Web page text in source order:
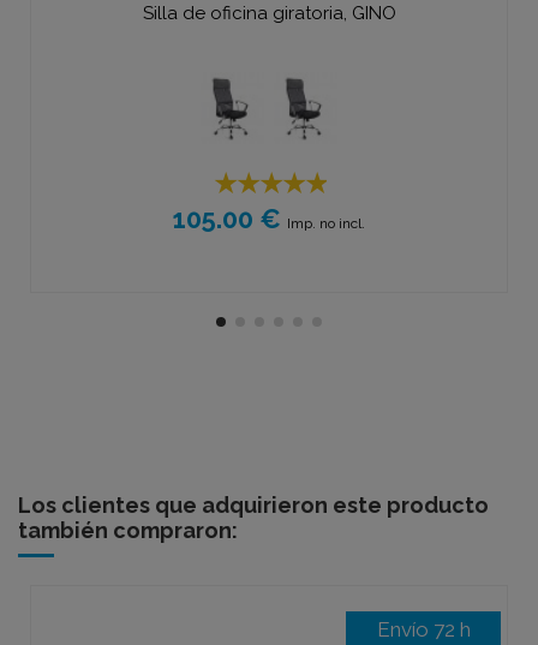
Silla de oficina giratoria, GINO
105.00 € Imp. no incl.
Los clientes que adquirieron este producto
también compraron:
Envío 72 h